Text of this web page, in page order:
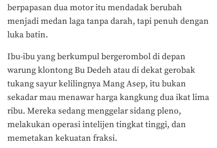
berpapasan dua motor itu mendadak berubah
menjadi medan laga tanpa darah, tapi penuh dengan
luka batin.
Ibu-ibu yang berkumpul bergerombol di depan
warung klontong Bu Dedeh atau di dekat gerobak
tukang sayur kelilingnya Mang Asep, itu bukan
sekadar mau menawar harga kangkung dua ikat lima
ribu. Mereka sedang menggelar sidang pleno,
melakukan operasi intelijen tingkat tinggi, dan
memetakan kekuatan fraksi.